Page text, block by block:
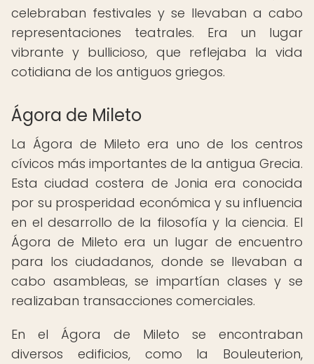
celebraban festivales y se llevaban a cabo
representaciones teatrales. Era un lugar
vibrante y bullicioso, que reflejaba la vida
cotidiana de los antiguos griegos.
Ágora de Mileto
La Ágora de Mileto era uno de los centros
cívicos más importantes de la antigua Grecia.
Esta ciudad costera de Jonia era conocida
por su prosperidad económica y su influencia
en el desarrollo de la filosofía y la ciencia. El
Ágora de Mileto era un lugar de encuentro
para los ciudadanos, donde se llevaban a
cabo asambleas, se impartían clases y se
realizaban transacciones comerciales.
En el Ágora de Mileto se encontraban
diversos edificios, como la Bouleuterion,